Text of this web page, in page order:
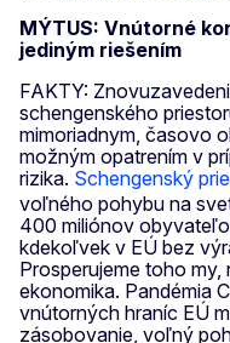
MÝTUS: Vnútorné
jediným riešením
FAKTY:
schengenského
mimoriadnym, časovo
možným opatrením v
rizika. Schengenský
voľného pohybu na
400 miliónov
kdekoľvek v EÚ bez
Prosperujeme toho
ekonomika. Pandémia
vnútorných hraníc EÚ
zásobovanie, voľný